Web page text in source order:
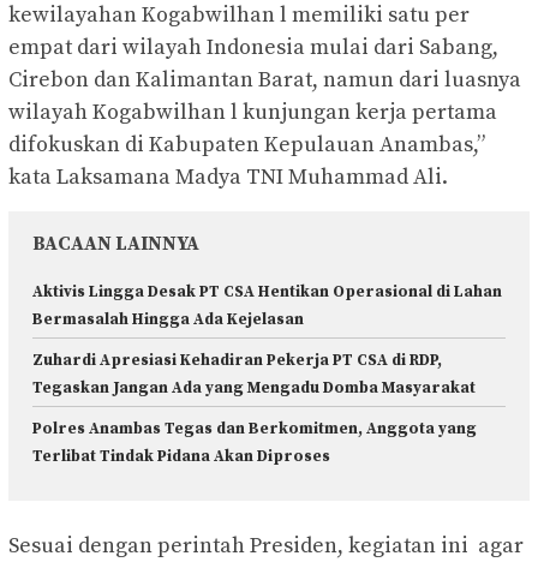
kewilayahan Kogabwilhan l memiliki satu per
empat dari wilayah Indonesia mulai dari Sabang,
Cirebon dan Kalimantan Barat, namun dari luasnya
wilayah Kogabwilhan l kunjungan kerja pertama
difokuskan di Kabupaten Kepulauan Anambas,”
kata Laksamana Madya TNI Muhammad Ali.
BACAAN LAINNYA
Aktivis Lingga Desak PT CSA Hentikan Operasional di Lahan
Bermasalah Hingga Ada Kejelasan
Zuhardi Apresiasi Kehadiran Pekerja PT CSA di RDP,
Tegaskan Jangan Ada yang Mengadu Domba Masyarakat
Polres Anambas Tegas dan Berkomitmen, Anggota yang
Terlibat Tindak Pidana Akan Diproses
Sesuai dengan perintah Presiden, kegiatan ini agar